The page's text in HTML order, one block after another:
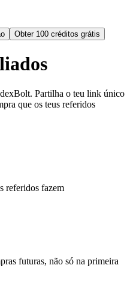
Obter 100 créditos grátis
Partilha o teu link único
que os teus referidos
referidos fazem
futuras, não só na primeira